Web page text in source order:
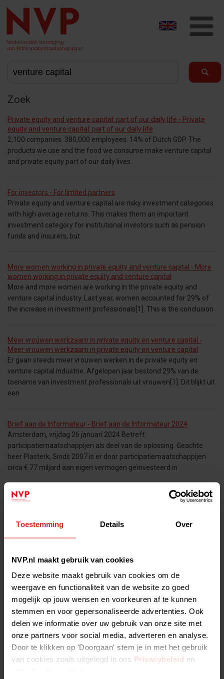
Toestemming Details Over
NVP.nl maakt gebruik van cookies
Deze website maakt gebruik van cookies om de
weergave en functionaliteit van de website zo goed
mogelijk op jouw wensen en voorkeuren af te kunnen
stemmen en voor gepersonaliseerde advertenties. Ook
delen we informatie over uw gebruik van onze site met
onze partners voor social media, adverteren en analyse.
Door te klikken op 'Doorgaan' stem je in met het gebruik
van cookies zoals uitgelegd in ons Privacybeleid en
Zoek
Private equity and venture capital: part of our daily life - Private
equity and venture capital: part of our daily life
2,100 companies. 380,000 employees. 14% of Dutch GDP. The
products we use and the food we consume make venture capital
and private equity part of our daily lives.
For investors - For limited partners
Private equity and venture capital are risky investment categories
with high average returns. This makes them an important
investment category for institutional investors such as pension
funds and insurers, but
More women working in private equity and venture capital - More
women working in private equity and venture capital
More and more women are working in the private equity and
venture capital industry. Last year, women accounted for 29% of
the increase in investment professionals[1]. This is the conclusion
Meer vrouwen werkzaam in private equity en venture capital -
Meer vrouwen werkzaam in private equity en venture capital
Er gaan steeds meer vrouwen werken in de private equity en
venture capital industrie. Afgelopen jaar bestond 29% van de
toename van investment professionals uit vrouwen[1]. Dit blijkt uit
een
Brief aan de Informateur - Brief aan de Informateur 2024
Amsterdam, vrijdag 26 januari 2024 Betreft:
participatiemaatschappijen als deel van de oplossing. Geachte
heer Plasterk, Sinds 2007 is er door participatiemaatschappijen
circa € 77 miljard aan eigen vermogen geïnvesteerd in
Nederland in Europa - Nederland in Europa
investeringen in bedrijven gevestigd in Nederland, Europa of
andere landen door binnen- of buitenlandse
PE & VC at Work - PE & VC at Work
capital investor as a shareholder. Of these, 2,008 companies
received their investment since 2016 and are still part of
PERSBERICHT: Ondernemend vermogen 2011 - PERSBERICHT:
Ondernemend vermogen 2011